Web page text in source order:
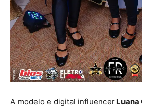
A modelo e digital influencer Luana